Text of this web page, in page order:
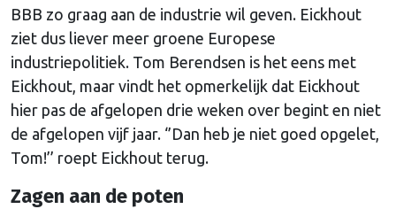
BBB zo graag aan de industrie wil geven. Eickhout
ziet dus liever meer groene Europese
industriepolitiek. Tom Berendsen is het eens met
Eickhout, maar vindt het opmerkelijk dat Eickhout
hier pas de afgelopen drie weken over begint en niet
de afgelopen vijf jaar. ‘’Dan heb je niet goed opgelet,
Tom!’’ roept Eickhout terug.
Zagen aan de poten